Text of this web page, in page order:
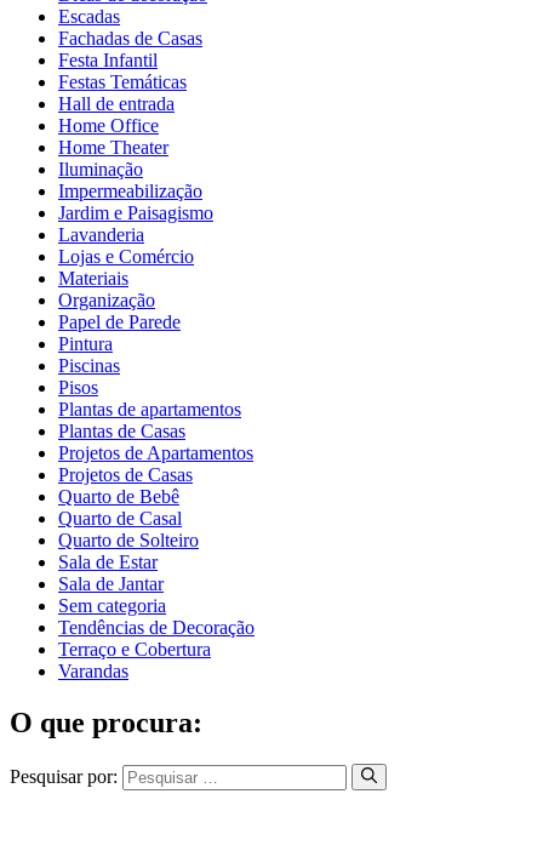
Escadas
Fachadas de Casas
Festa Infantil
Festas Temáticas
Hall de entrada
Home Office
Home Theater
Iluminação
Impermeabilização
Jardim e Paisagismo
Lavanderia
Lojas e Comércio
Materiais
Organização
Papel de Parede
Pintura
Piscinas
Pisos
Plantas de apartamentos
Plantas de Casas
Projetos de Apartamentos
Projetos de Casas
Quarto de Bebê
Quarto de Casal
Quarto de Solteiro
Sala de Estar
Sala de Jantar
Sem categoria
Tendências de Decoração
Terraço e Cobertura
Varandas
O que procura:
Pesquisar por: